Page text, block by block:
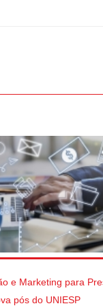
e Marketing para
pós do UNIESP